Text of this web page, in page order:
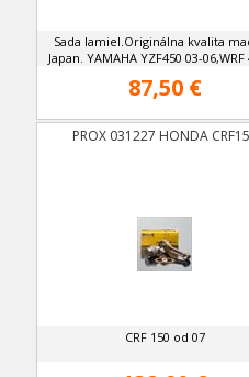
Sada lamiel.Originálna kvalita
Japan. YAMAHA YZF450 03-06,WRF
87,50 €
PROX 031227 HONDA
CRF 150 od 07